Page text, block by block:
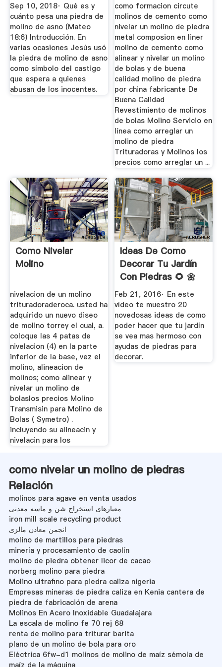
Sep 10, 2018· Qué es y
cuánto pesa una piedra de
molino de asno (Mateo
18:6) Introducción. En
varias ocasiones Jesús usó
la piedra de molino de asno
como símbolo del castigo
que espera a quienes
abusan de los inocentes.
como formacion circute
molinos de cemento como
nivelar un molino de piedra
metal composion en liner
molino de cemento como
alinear y nivelar un molino
de bolas y de buena
calidad molino de piedra
por china fabricante De
Buena Calidad
Revestimiento de molinos
de bolas Molino Servicio en
línea como arreglar un
molino de piedra
Trituradoras y Molinos los
precios como arreglar un ...
Como Nivelar
Molino
nivelacion de un molino
trituradoraderoca. usted ha
adquirido un nuevo diseo
de molino torrey el cual, a.
coloque las 4 patas de
nivelacion (4) en la parte
inferior de la base, vez el
molino, alineacion de
molinos; como alinear y
nivelar un molino de
bolaslos precios Molino
Transmisin para Molino de
Bolas ( Symetro) .
incluyendo su alineacin y
nivelacin para los
Ideas De Como
Decorar Tu Jardín
Con Piedras 🌻 🌼
Jardines ...
Feb 21, 2016· En este
vídeo te muestro 20
novedosas ideas de como
poder hacer que tu jardín
se vea mas hermoso con
ayudas de piedras para
decorar.
como nivelar un molino de piedras
Relación
molinos para agave en venta usados
معیارهای استخراج شن و ماسه معدنی
iron mill scale recycling product
انجمن معادن مالزی
molino de martillos para piedras
minería y procesamiento de caolín
molino de piedra obtener licor de cacao
norberg molino para piedra
Molino ultrafino para piedra caliza nigeria
Empresas mineras de piedra caliza en Kenia cantera de
piedra de fabricación de arena
Molinos En Acero Inoxidable Guadalajara
La escala de molino fe 70 rej 68
renta de molino para triturar barita
plano de un molino de bola para oro
Eléctrica 6fw-d1 molinos de molino de maíz sémola de
maíz de la máquina